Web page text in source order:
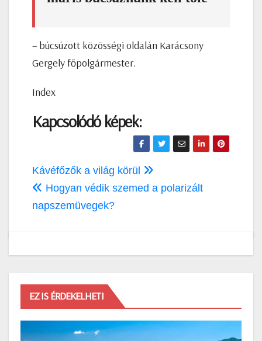
– búcsúzott közösségi oldalán Karácsony
Gergely főpolgármester.
Index
Kapcsolódó képek:
Bejegyzés
navigáció
Kávéfőzők a világ körül
Hogyan védik szemed a polarizált
napszemüvegek?
EZ IS ÉRDEKELHETI